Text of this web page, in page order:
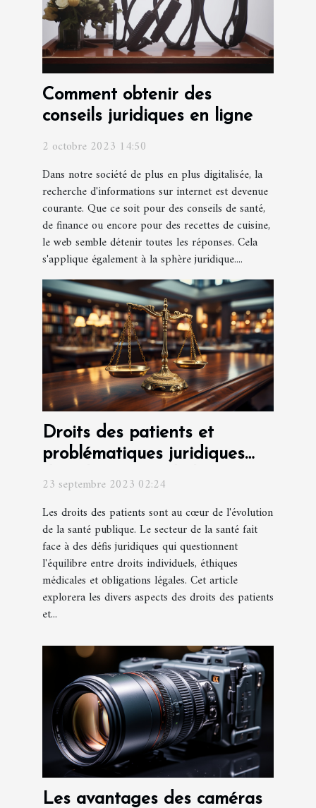
Comment obtenir des
conseils juridiques en ligne
2 octobre 2023 14:50
Dans notre société de plus en plus digitalisée, la
recherche d'informations sur internet est devenue
courante. Que ce soit pour des conseils de santé,
de finance ou encore pour des recettes de cuisine,
le web semble détenir toutes les réponses. Cela
s'applique également à la sphère juridique....
Droits des patients et
problématiques juridiques
dans le secteur de la santé
23 septembre 2023 02:24
Les droits des patients sont au cœur de l'évolution
de la santé publique. Le secteur de la santé fait
face à des défis juridiques qui questionnent
l'équilibre entre droits individuels, éthiques
médicales et obligations légales. Cet article
explorera les divers aspects des droits des patients
et...
Les avantages des caméras